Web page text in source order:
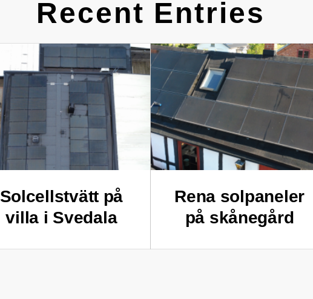
Recent Entries
Solcellstvätt på
villa i Svedala
Rena solpaneler
på skånegård